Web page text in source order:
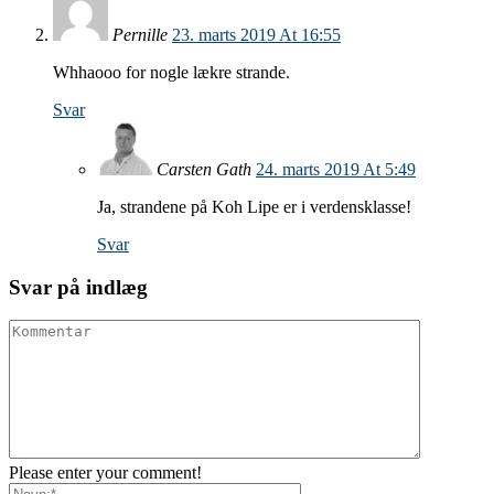
Pernille 23. marts 2019 At 16:55
Whhaooo for nogle lækre strande.
Svar
Carsten Gath 24. marts 2019 At 5:49
Ja, strandene på Koh Lipe er i verdensklasse!
Svar
Svar på indlæg
Please enter your comment!